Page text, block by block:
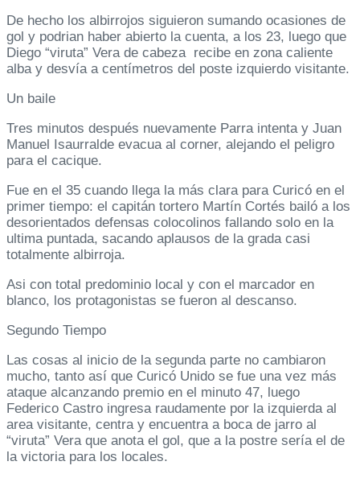
De hecho los albirrojos siguieron sumando ocasiones de
gol y podrian haber abierto la cuenta, a los 23, luego que
Diego “viruta” Vera de cabeza recibe en zona caliente
alba y desvía a centímetros del poste izquierdo visitante.
Un baile
Tres minutos después nuevamente Parra intenta y Juan
Manuel Isaurralde evacua al corner, alejando el peligro
para el cacique.
Fue en el 35 cuando llega la más clara para Curicó en el
primer tiempo: el capitán tortero Martín Cortés bailó a los
desorientados defensas colocolinos fallando solo en la
ultima puntada, sacando aplausos de la grada casi
totalmente albirroja.
Asi con total predominio local y con el marcador en
blanco, los protagonistas se fueron al descanso.
Segundo Tiempo
Las cosas al inicio de la segunda parte no cambiaron
mucho, tanto así que Curicó Unido se fue una vez más
ataque alcanzando premio en el minuto 47, luego
Federico Castro ingresa raudamente por la izquierda al
area visitante, centra y encuentra a boca de jarro al
“viruta” Vera que anota el gol, que a la postre sería el de
la victoria para los locales.